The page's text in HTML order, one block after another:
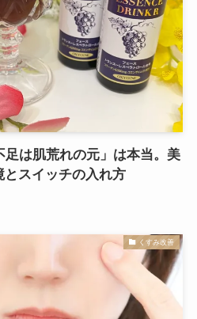
は肌荒れの元」は本当。美
スイッチの入れ方
くすみ改善